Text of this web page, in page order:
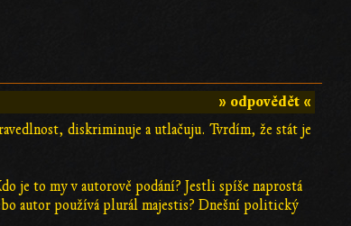
» odpovědět «
diskriminuje a utlačuju. Tvrdím, že stát je
je to my v autorově podání? Jestli spíše naprostá
autor používá plurál majestis? Dnešní politický